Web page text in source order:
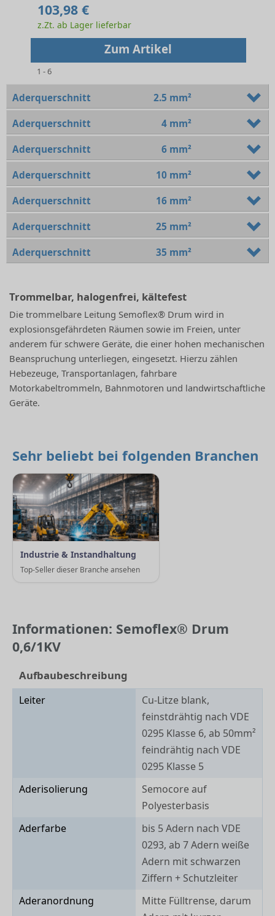
103,98 €
z.Zt. ab Lager lieferbar
Zum Artikel
1 - 6
Aderquerschnitt 2.5 mm²
Aderquerschnitt 4 mm²
Aderquerschnitt 6 mm²
Aderquerschnitt 10 mm²
Aderquerschnitt 16 mm²
Aderquerschnitt 25 mm²
Aderquerschnitt 35 mm²
Trommelbar, halogenfrei, kältefest
Die trommelbare Leitung Semoflex® Drum wird in
explosionsgefährdeten Räumen sowie im Freien, unter
anderem für schwere Geräte, die einer hohen mechanischen
Beanspruchung unterliegen, eingesetzt. Hierzu zählen
Hebezeuge, Transportanlagen, fahrbare
Motorkabeltrommeln, Bahnmotoren und landwirtschaftliche
Geräte.
Sehr beliebt bei folgenden Branchen
Industrie & Instandhaltung
Top-Seller dieser Branche ansehen
Informationen: Semoflex® Drum
0,6/1KV
Aufbaubeschreibung
Leiter
Cu-Litze blank,
feinstdrähtig nach VDE
0295 Klasse 6, ab 50mm²
feindrähtig nach VDE
0295 Klasse 5
Aderisolierung
Semocore auf
Polyesterbasis
Aderfarbe
bis 5 Adern nach VDE
0293, ab 7 Adern weiße
Adern mit schwarzen
Ziffern + Schutzleiter
Aderanordnung
Mitte Fülltrense, darum